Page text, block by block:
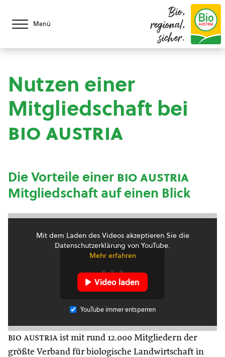
Menü
Bio,
regional,
sicher.
Nutzen einer
Mitgliedschaft bei
bio austria
Die Vorteile einerbio austria
Mitgliedschaft auf einen Blick
Mit dem Laden des Videos akzeptieren Sie die
Datenschutzerklärung von YouTube.
Mehr erfahren
Video laden
YouTube immer entsperren
bio austria ist mit rund 12.000 Mitgliedern der
größte Verband für biologische Landwirtschaft in